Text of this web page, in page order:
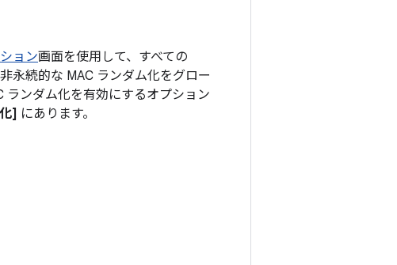
ョン画面を使用して、すべての
永続的な MAC ランダム化をグロー
ランダム化を有効にするオプション
] にあります。